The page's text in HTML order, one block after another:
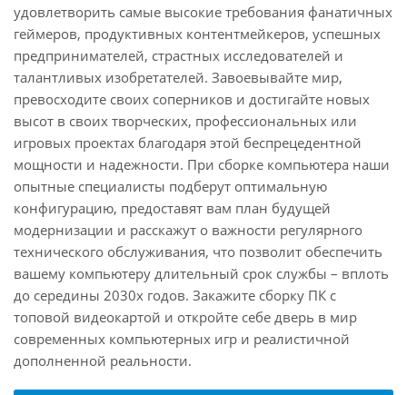
удовлетворить самые высокие требования фанатичных
геймеров, продуктивных контентмейкеров, успешных
предпринимателей, страстных исследователей и
талантливых изобретателей. Завоевывайте мир,
превосходите своих соперников и достигайте новых
высот в своих творческих, профессиональных или
игровых проектах благодаря этой беспрецедентной
мощности и надежности. При сборке компьютера наши
опытные специалисты подберут оптимальную
конфигурацию, предоставят вам план будущей
модернизации и расскажут о важности регулярного
технического обслуживания, что позволит обеспечить
вашему компьютеру длительный срок службы – вплоть
до середины 2030х годов. Закажите сборку ПК с
топовой видеокартой и откройте себе дверь в мир
современных компьютерных игр и реалистичной
дополненной реальности.